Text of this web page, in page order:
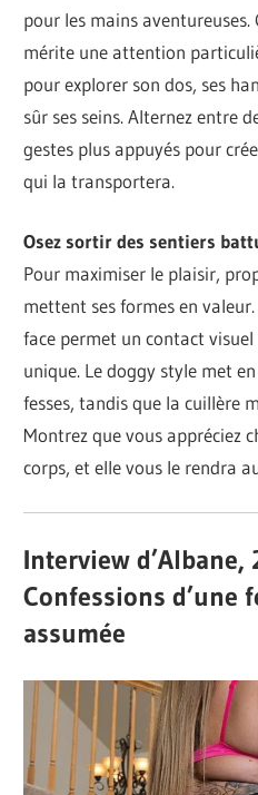
pour les mains
mérite une attention
pour explorer son dos, ses
sûr ses seins. Alternez entre
gestes plus appuyés pour
qui la transportera.
Osez sortir des sentiers
Pour maximiser le plaisir,
mettent ses formes en
face permet un contact
unique. Le doggy style met
fesses, tandis que la cuillère
Montrez que vous appréciez
corps, et elle vous le rendra
Interview d’Albane,
Confessions d’une
assumée